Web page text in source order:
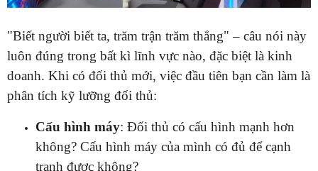
"Biết người biết ta, trăm trận trăm thắng" – câu nói này
luôn đúng trong bất kì lĩnh vực nào, đặc biệt là kinh
doanh. Khi có đối thủ mới, việc đầu tiên bạn cần làm là
phân tích kỹ lưỡng đối thủ:
Cấu hình máy: Đối thủ có cấu hình mạnh hơn
không? Cấu hình máy của mình có đủ để cạnh
tranh được không?